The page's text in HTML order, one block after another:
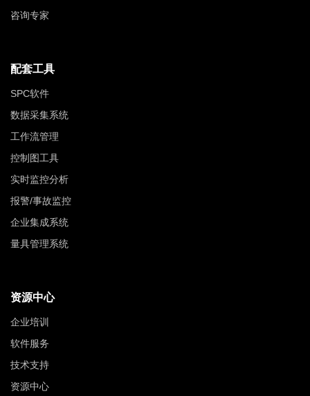
咨询专家
配套工具
SPC软件
数据采集系统
工作流管理
控制图工具
实时监控分析
报警/事故监控
企业集成系统
量具管理系统
资源中心
企业培训
软件服务
技术支持
资源中心